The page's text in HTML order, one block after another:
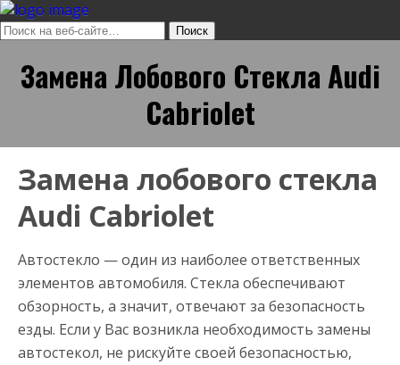
Замена Лобового Стекла Audi
Cabriolet
Замена лобового стекла
Audi Cabriolet
Автостекло — один из наиболее ответственных
элементов автомобиля. Стекла обеспечивают
обзорность, а значит, отвечают за безопасность
езды. Если у Вас возникла необходимость замены
автостекол, не рискуйте своей безопасностью,